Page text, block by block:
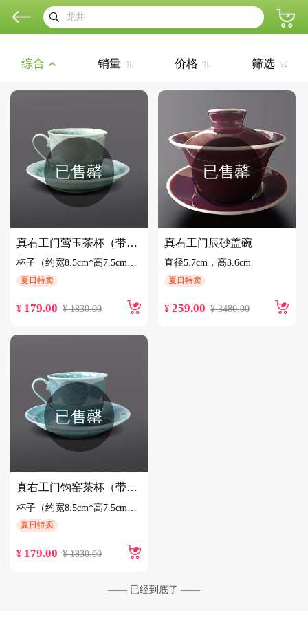
综合 销量 价格 筛选
已售罄
真右工门莺玉茶杯（带底托）
夏日特卖
¥ 179.00 ¥ 1830.00
已售罄
真右工门辰砂盖碗
直径5.7cm，高3.6cm
夏日特卖
¥ 259.00 ¥ 3480.00
已售罄
真右工门钧窑茶杯（带底托）
夏日特卖
¥ 179.00 ¥ 1830.00
—— 已经到底了 ——